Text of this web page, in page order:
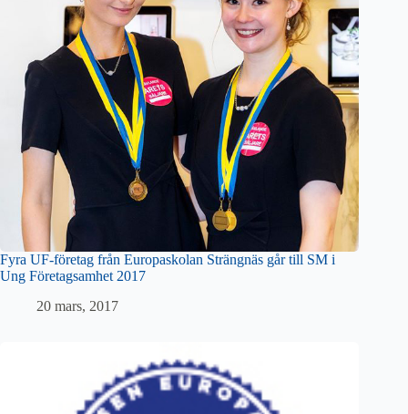
Fyra UF-företag från Europaskolan Strängnäs går till SM i
Ung Företagsamhet 2017
20 mars, 2017